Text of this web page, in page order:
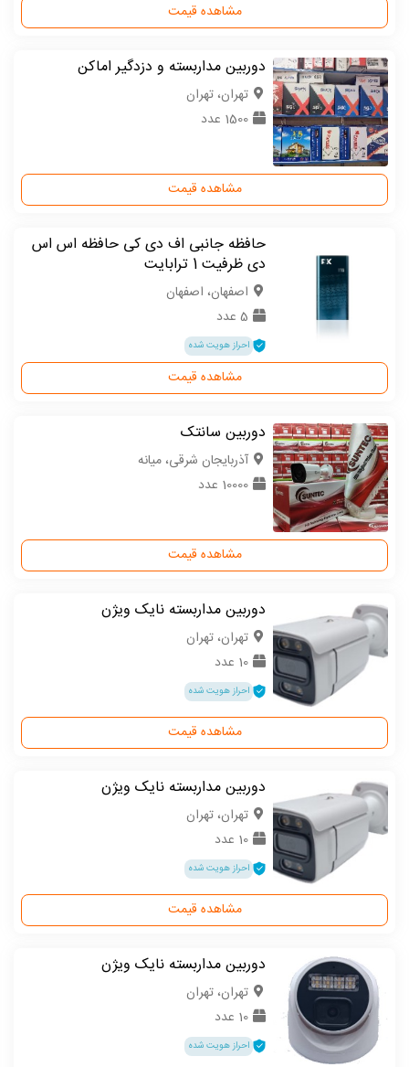
مشاهده قیمت
دوربین مداربسته و دزدگیر اماکن
تهران، تهران
1500 عدد
مشاهده قیمت
حافظه جانبی اف دی کی حافظه اس اس
دی ظرفیت 1 ترابایت
اصفهان، اصفهان
5 عدد
احراز هویت شده
مشاهده قیمت
دوربین سانتک
آذربایجان شرقی، میانه
10000 عدد
مشاهده قیمت
دوربین مداربسته نایک ویژن
تهران، تهران
10 عدد
احراز هویت شده
مشاهده قیمت
دوربین مداربسته نایک ویژن
تهران، تهران
10 عدد
احراز هویت شده
مشاهده قیمت
دوربین مداربسته نایک ویژن
تهران، تهران
10 عدد
احراز هویت شده